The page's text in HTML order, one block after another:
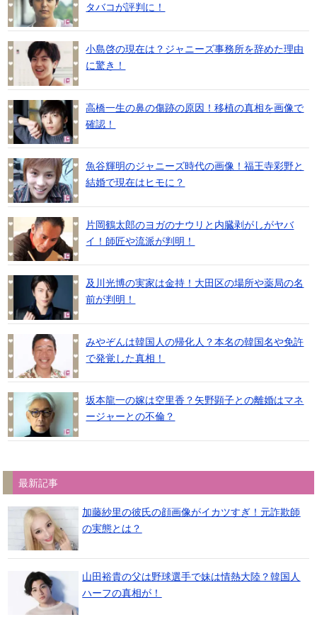
タバコが評判に！
小島啓の現在は？ジャニーズ事務所を辞めた理由
に驚き！
高橋一生の鼻の傷跡の原因！移植の真相を画像で
確認！
魚谷輝明のジャニーズ時代の画像！福王寺彩野と
結婚で現在はヒモに？
片岡鶴太郎のヨガのナウリと内臓剥がしがヤバ
イ！師匠や流派が判明！
及川光博の実家は金持！大田区の場所や薬局の名
前が判明！
みやぞんは韓国人の帰化人？本名の韓国名や免許
で発覚した真相！
坂本龍一の嫁は空里香？矢野顕子との離婚はマネ
ージャーとの不倫？
最新記事
加藤紗里の彼氏の顔画像がイカツすぎ！元詐欺師
の実態とは？
山田裕貴の父は野球選手で妹は情熱大陸？韓国人
ハーフの真相が！